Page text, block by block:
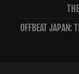
OFFBEAT JAPAN: